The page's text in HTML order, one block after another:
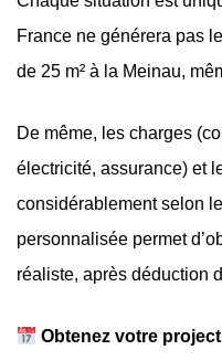
France ne générera pas
de 25 m² à la Meinau,
De même, les charges
électricité, assurance) et
considérablement selon
personnalisée permet
réaliste, après déduction
Obtenez votre